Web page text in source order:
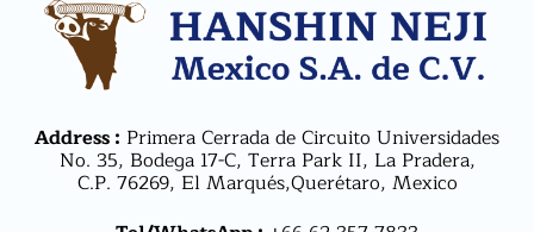
Address : Primera Cerrada de Circuito Universidades
No. 35, Bodega 17-C, Terra Park II, La Pradera,
C.P. 76269, El Marqués,Querétaro, Mexico